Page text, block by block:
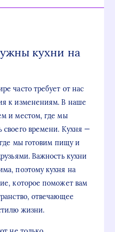
кухни на
часто требует от нас
к изменениям. В наше
и местом, где мы
своего времени. Кухня —
мы готовим пищу и
Важность кухни
поэтому кухня на
которое поможет вам
отвечающее
жизни.